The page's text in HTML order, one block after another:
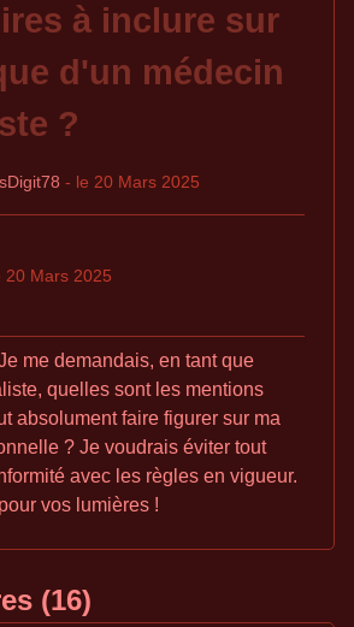
à inclure sur
d'un médecin
?
- le 20 Mars 2025
20 Mars 2025
me demandais, en tant que
quelles sont les mentions
absolument faire figurer sur ma
? Je voudrais éviter tout
avec les règles en vigueur.
vos lumières !
(16)